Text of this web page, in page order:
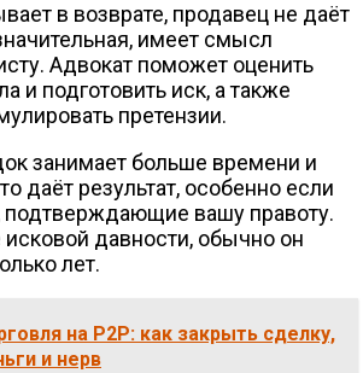
в возврате, продавец не даёт
имеет смысл
Адвокат поможет оценить
и подготовить иск, а также
претензии.
занимает больше времени и
даёт результат, особенно если
подтверждающие вашу правоту.
давности, обычно он
лет.
на P2P: как закрыть сделку,
и нерв